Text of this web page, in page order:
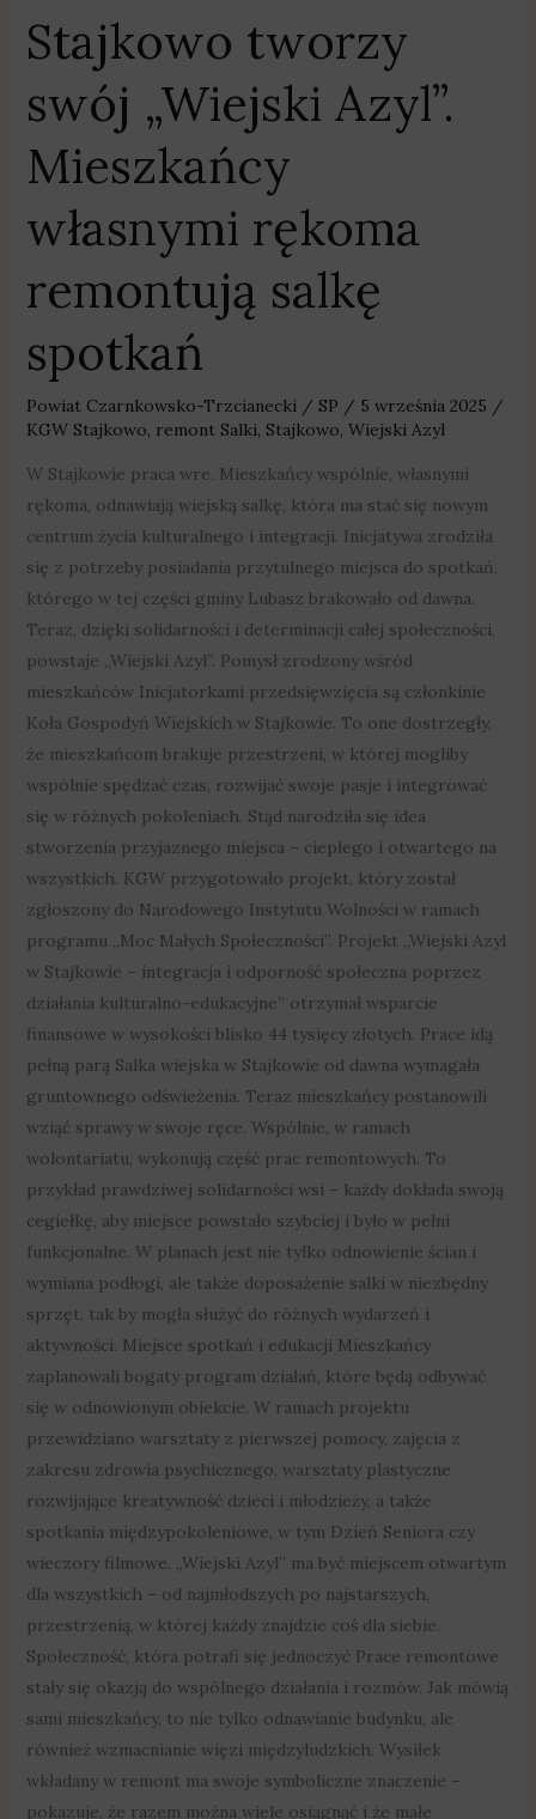
Stajkowo tworzy
swój „Wiejski Azyl”.
Mieszkańcy
własnymi rękoma
remontują salkę
spotkań
Powiat Czarnkowsko-Trzcianecki/ SP / 5 września 2025 /
KGW Stajkowo, remont Salki, Stajkowo, Wiejski Azyl
W Stajkowie praca wre. Mieszkańcy wspólnie, własnymi
rękoma, odnawiają wiejską salkę, która ma stać się nowym
centrum życia kulturalnego i integracji. Inicjatywa zrodziła
się z potrzeby posiadania przytulnego miejsca do spotkań,
którego w tej części gminy Lubasz brakowało od dawna.
Teraz, dzięki solidarności i determinacji całej społeczności,
powstaje „Wiejski Azyl”. Pomysł zrodzony wśród
mieszkańców Inicjatorkami przedsięwzięcia są członkinie
Koła Gospodyń Wiejskich w Stajkowie. To one dostrzegły,
że mieszkańcom brakuje przestrzeni, w której mogliby
wspólnie spędzać czas, rozwijać swoje pasje i integrować
się w różnych pokoleniach. Stąd narodziła się idea
stworzenia przyjaznego miejsca – ciepłego i otwartego na
wszystkich. KGW przygotowało projekt, który został
zgłoszony do Narodowego Instytutu Wolności w ramach
programu „Moc Małych Społeczności”. Projekt „Wiejski Azyl
w Stajkowie – integracja i odporność społeczna poprzez
działania kulturalno-edukacyjne” otrzymał wsparcie
finansowe w wysokości blisko 44 tysięcy złotych. Prace idą
pełną parą Salka wiejska w Stajkowie od dawna wymagała
gruntownego odświeżenia. Teraz mieszkańcy postanowili
wziąć sprawy w swoje ręce. Wspólnie, w ramach
wolontariatu, wykonują część prac remontowych. To
przykład prawdziwej solidarności wsi – każdy dokłada swoją
cegiełkę, aby miejsce powstało szybciej i było w pełni
funkcjonalne. W planach jest nie tylko odnowienie ścian i
wymiana podłogi, ale także doposażenie salki w niezbędny
sprzęt, tak by mogła służyć do różnych wydarzeń i
aktywności. Miejsce spotkań i edukacji Mieszkańcy
zaplanowali bogaty program działań, które będą odbywać
się w odnowionym obiekcie. W ramach projektu
przewidziano warsztaty z pierwszej pomocy, zajęcia z
zakresu zdrowia psychicznego, warsztaty plastyczne
rozwijające kreatywność dzieci i młodzieży, a także
spotkania międzypokoleniowe, w tym Dzień Seniora czy
wieczory filmowe. „Wiejski Azyl” ma być miejscem otwartym
dla wszystkich – od najmłodszych po najstarszych,
przestrzenią, w której każdy znajdzie coś dla siebie.
Społeczność, która potrafi się jednoczyć Prace remontowe
stały się okazją do wspólnego działania i rozmów. Jak mówią
sami mieszkańcy, to nie tylko odnawianie budynku, ale
również wzmacnianie więzi międzyludzkich. Wysiłek
wkładany w remont ma swoje symboliczne znaczenie –
pokazuje, że razem można wiele osiągnąć i że małe